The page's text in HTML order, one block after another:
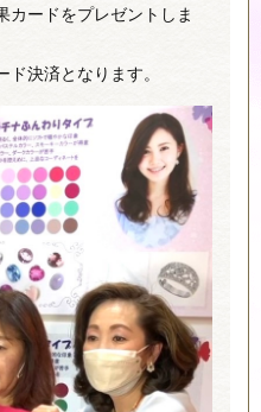
カードをプレゼントしま
決済となります。